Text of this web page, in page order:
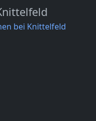
bei Knittelfeld